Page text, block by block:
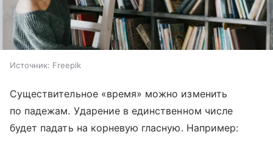
Источник: Freepik
Существительное «время» можно изменить
по падежам. Ударение в единственном числе
будет падать на корневую гласную. Например: